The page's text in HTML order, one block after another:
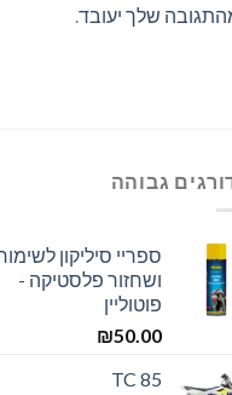
שלך יעובד.
גבוהה
ספריי סיליקון
ושחזור פלסטיקה -
פוטוליין
₪50.00
TC 85